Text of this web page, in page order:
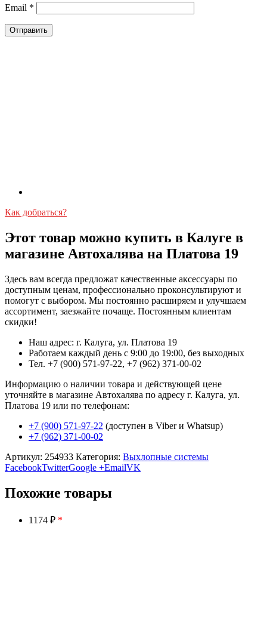
Email *
Как добраться?
Этот товар можно купить в Калуге в
магазине Автохалява на Платова 19
Здесь вам всегда предложат качественные аксессуары по
доступным ценам, профессионально проконсультируют и
помогут с выбором. Мы постоянно расширяем и улучшаем
ассортимент, заезжайте почаще. Постоянным клиентам
скидки!
Наш адрес: г. Калуга, ул. Платова 19
Работаем каждый день с 9:00 до 19:00, без выходных
Тел. +7 (900) 571-97-22, +7 (962) 371-00-02
Информацию о наличии товара и действующей цене
уточняйте в магазине Автохалява по адресу г. Калуга, ул.
Платова 19 или по телефонам:
+7 (900) 571-97-22 (доступен в Viber и Whatsup)
+7 (962) 371-00-02
Артикул: 254933 Категория: Выхлопные системы
FacebookTwitterGoogle +EmailVK
Похожие товары
1174 ₽ *